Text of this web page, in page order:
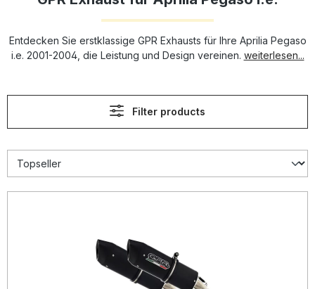
Entdecken Sie erstklassige GPR Exhausts für Ihre Aprilia Pegaso
i.e. 2001-2004, die Leistung und Design vereinen. weiterlesen...
Filter products